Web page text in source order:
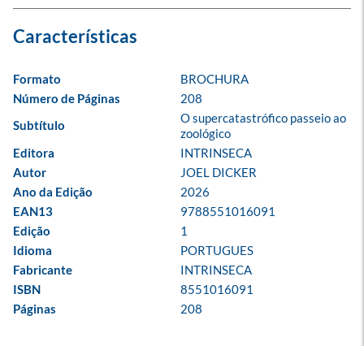
Formato
BROCHURA
Número de Páginas
208
Subtítulo
O supercatastrófico passeio ao
zoológico
Editora
INTRINSECA
Autor
JOEL DICKER
Ano da Edição
2026
EAN13
9788551016091
Edição
1
Idioma
PORTUGUES
Fabricante
INTRINSECA
ISBN
8551016091
Páginas
208